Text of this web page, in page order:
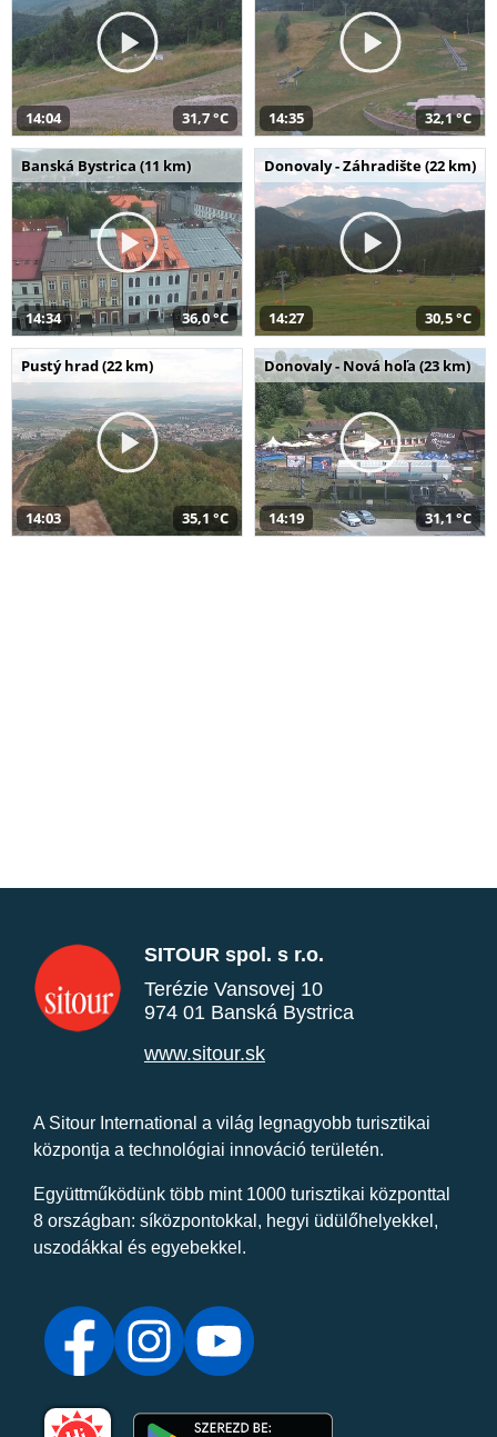
14:04 31,7 °C 14:35 32,1 °C
Banská Bystrica (11 km)
14:34 36,0 °C
Donovaly - Záhradište (22 km)
14:27 30,5 °C
Pustý hrad (22 km)
14:03 35,1 °C
Donovaly - Nová hoľa (23 km)
14:19 31,1 °C
SITOUR spol. s r.o.
Terézie Vansovej 10
974 01 Banská Bystrica
www.sitour.sk
A Sitour International a világ legnagyobb turisztikai
központja a technológiai innováció területén.
Együttműködünk több mint 1000 turisztikai központtal
8 országban: síközpontokkal, hegyi üdülőhelyekkel,
uszodákkal és egyebekkel.